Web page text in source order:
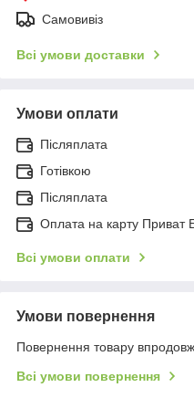
Самовивіз
Всі умови доставки
Умови оплати
Післяплата
Готівкою
Післяплата
Оплата на карту Приват
Всі умови оплати
Умови повернення
Повернення товару
Всі умови повернення